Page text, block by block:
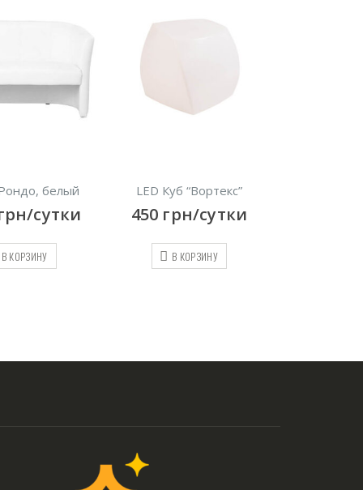
белый
сутки
В КОРЗИНУ
LED Куб “Вортекс”
450 грн/сутки
В КОРЗИНУ